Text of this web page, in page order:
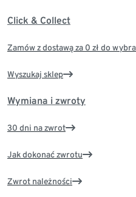
Click & Collect
Zamów z dostawą za 0 zł do
Wyszukaj sklep
Wymiana i zwroty
30 dni na zwrot
Jak dokonać zwrotu
Zwrot należności